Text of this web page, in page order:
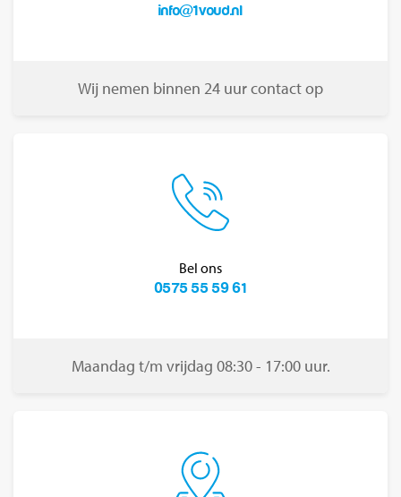
info@1voud.nl
Wij nemen binnen 24 uur contact op
Bel ons
0575 55 59 61
Maandag t/m vrijdag 08:30 - 17:00 uur.